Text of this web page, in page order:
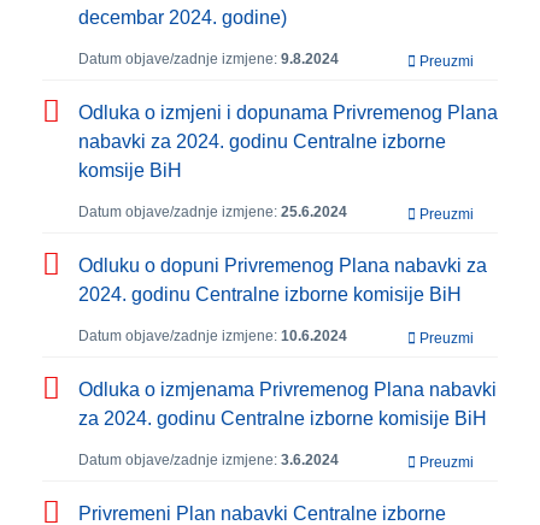
decembar 2024. godine)
Datum objave/zadnje izmjene: 9.8.2024 Preuzmi
Odluka o izmjeni i dopunama Privremenog Plana
nabavki za 2024. godinu Centralne izborne
komsije BiH
Datum objave/zadnje izmjene: 25.6.2024 Preuzmi
Odluku o dopuni Privremenog Plana nabavki za
2024. godinu Centralne izborne komisije BiH
Datum objave/zadnje izmjene: 10.6.2024 Preuzmi
Odluka o izmjenama Privremenog Plana nabavki
za 2024. godinu Centralne izborne komisije BiH
Datum objave/zadnje izmjene: 3.6.2024 Preuzmi
Privremeni Plan nabavki Centralne izborne